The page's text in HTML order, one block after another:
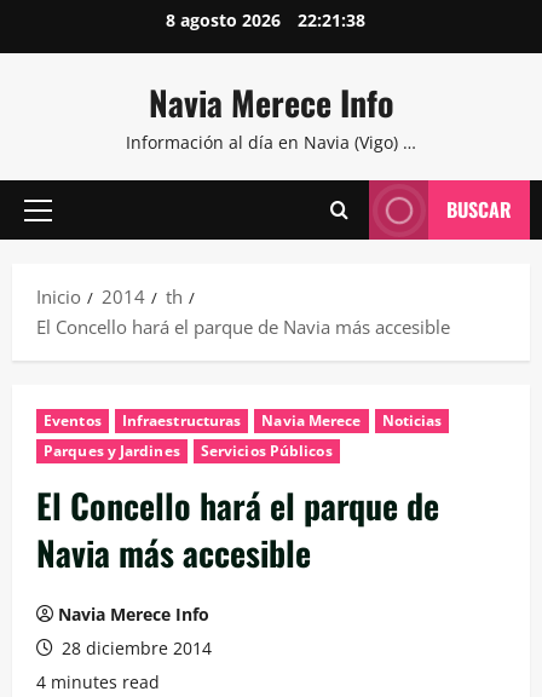
al
8 agosto 2026 22:21:39
Navia Merece Info
Información al día en Navia (Vigo) …
Menú
BUSCAR
Inicio 2014
th
El Concello hará el parque de Navia más accesible
Eventos Infraestructuras Navia Merece
Noticias
Parques y Jardines
Servicios Públicos
El Concello hará el parque de
Navia más accesible
Navia Merece Info
28 diciembre 2014
4 minutes read